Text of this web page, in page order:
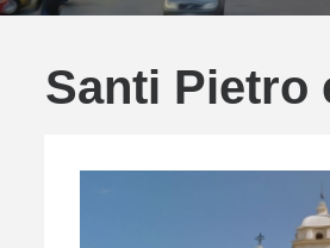
Santi Pietro